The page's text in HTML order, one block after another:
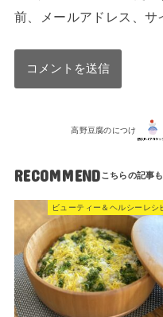
前、メールアドレス、サ
高野豆腐のにつけ
RECOMMEND
ビューティー＆ヘルシーレシ